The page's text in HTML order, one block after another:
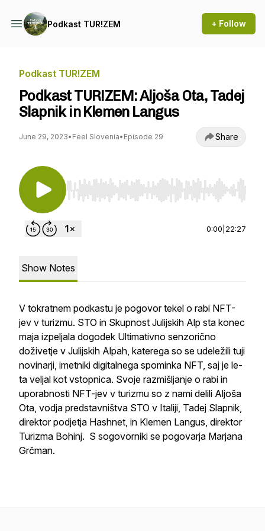
Podkast TUR!ZEM + Follow
Podkast TUR!ZEM
Podkast TUR!ZEM: Aljoša Ota, Tadej
Slapnik in Klemen Langus
June 29, 2023• Feel Slovenia• Episode 29 Share
Use Left/Right to seek, Home/End to jump to
0:00 22:27
Show Notes
V tokratnem podkastu je pogovor tekel o rabi NFT-
jev v turizmu. STO in Skupnost Julijskih Alp sta konec
maja izpeljala dogodek Ultimativno senzorično
doživetje v Julijskih Alpah, katerega so se udeležili tuji
novinarji, imetniki digitalnega spominka NFT, saj je le-
ta veljal kot vstopnica. Svoje razmišljanje o rabi in
uporabnosti NFT-jev v turizmu so z nami delili Aljoša
Ota, vodja predstavništva STO v Italiji, Tadej Slapnik,
direktor podjetja Hashnet, in Klemen Langus, direktor
Turizma Bohinj. S sogovorniki se pogovarja Marjana
Grčman.